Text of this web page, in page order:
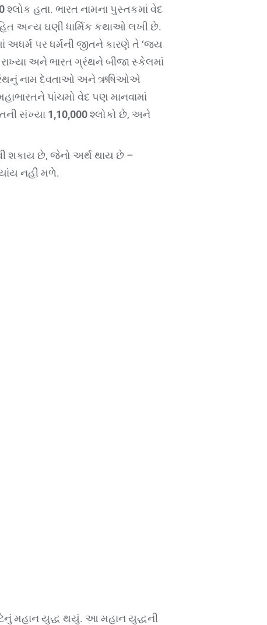
શ્લોક હતા. ભારત નામના પુસ્તકમાં વેદ
અન્ય ઘણી ધાર્મિક કથાઓ લખી છે.
અધર્મ પર ધર્મની જીતને કારણે તે ‘જય
અને ભારત ગ્રંથને બીજા સ્કેલમાં
ગ્રંથનું નામ દેવતાઓ અને ઋષિઓએ
પાંચમો વેદ પણ માનવામાં
સંખ્યા 1,10,000શ્લોકો છે, અને
શકાય છે, જેનો અર્થ થાય છે –
નહીં મળે.
મહાન યુદ્ધ થયું. આ મહાન યુદ્ધની